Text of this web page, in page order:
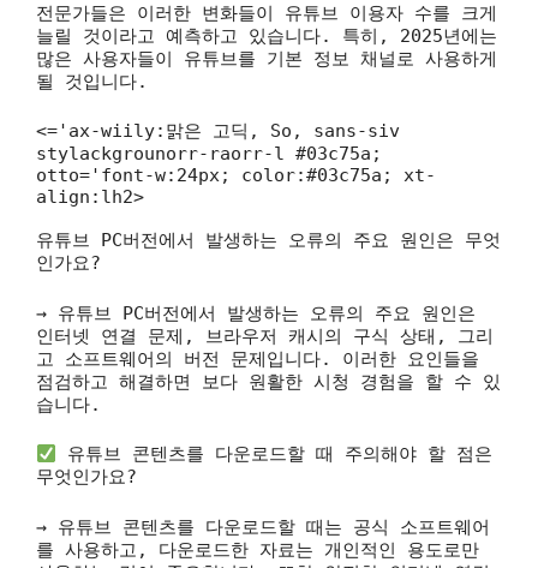
전문가들은 이러한 변화들이 유튜브 이용자 수를 크게
늘릴 것이라고 예측하고 있습니다. 특히, 2025년에는
많은 사용자들이 유튜브를 기본 정보 채널로 사용하게
될 것입니다.
<='ax-wiily:맑은 고딕, So, sans-siv
stylackgrounorr-raorr-l #03c75a;
otto='font-w:24px; color:#03c75a; xt-
align:lh2>
유튜브 PC버전에서 발생하는 오류의 주요 원인은 무엇
인가요?
→ 유튜브 PC버전에서 발생하는 오류의 주요 원인은
인터넷 연결 문제, 브라우저 캐시의 구식 상태, 그리
고 소프트웨어의 버전 문제입니다. 이러한 요인들을
점검하고 해결하면 보다 원활한 시청 경험을 할 수 있
습니다.
유튜브 콘텐츠를 다운로드할 때 주의해야 할 점은
무엇인가요?
→ 유튜브 콘텐츠를 다운로드할 때는 공식 소프트웨어
를 사용하고, 다운로드한 자료는 개인적인 용도로만